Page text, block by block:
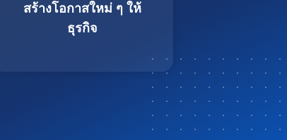
สร้างโอกาสใหม่ ๆ ให้
ธุรกิจ